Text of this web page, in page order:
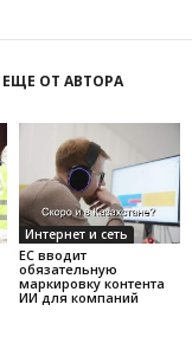
ЕЩЕ ОТ АВТОРА
Интернет и сеть
ЕС вводит
обязательную
маркировку контента
ИИ для компаний